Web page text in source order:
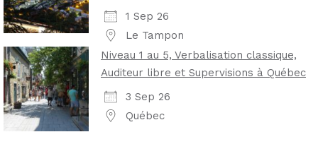
1 Sep 26
Le Tampon
Niveau 1 au 5, Verbalisation classique,
Auditeur libre et Supervisions à Québec
3 Sep 26
Québec